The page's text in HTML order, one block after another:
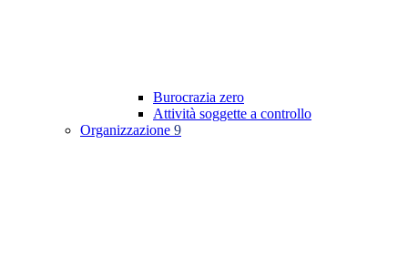
Burocrazia zero
Attività soggette a controllo
Organizzazione 9